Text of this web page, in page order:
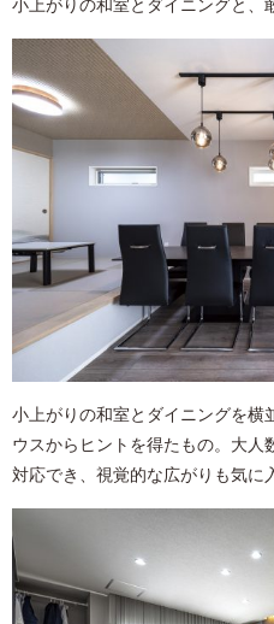
小上がりの和室とダイニングと、
小上がりの和室とダイニングを横
ウスからヒントを得たもの。大人
対応でき、視覚的な広がりも気に